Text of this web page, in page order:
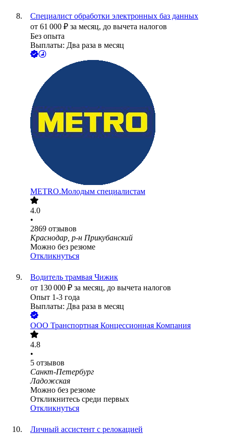
Специалист обработки электронных баз данных
от 61 000 ₽ за месяц, до вычета налогов
Без опыта
Выплаты: Два раза в месяц
METRO.Молодым специалистам
4.0
•
2869 отзывов
Краснодар, р-н Прикубанский
Можно без резюме
Откликнуться
Водитель трамвая Чижик
от 130 000 ₽ за месяц, до вычета налогов
Опыт 1-3 года
Выплаты: Два раза в месяц
ООО Транспортная Концессионная Компания
4.8
•
5 отзывов
Санкт-Петербург
Ладожская
Можно без резюме
Откликнитесь среди первых
Откликнуться
Личный ассистент с релокацией